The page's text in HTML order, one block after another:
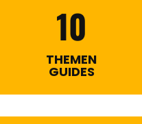
10
THEMEN
GUIDES